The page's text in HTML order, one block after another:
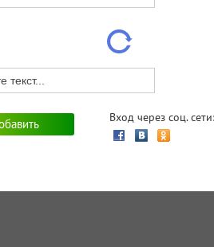
Вход через соц. сети: